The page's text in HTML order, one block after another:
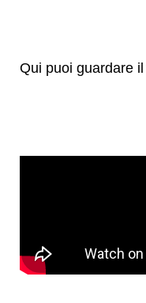
Qui puoi guardare